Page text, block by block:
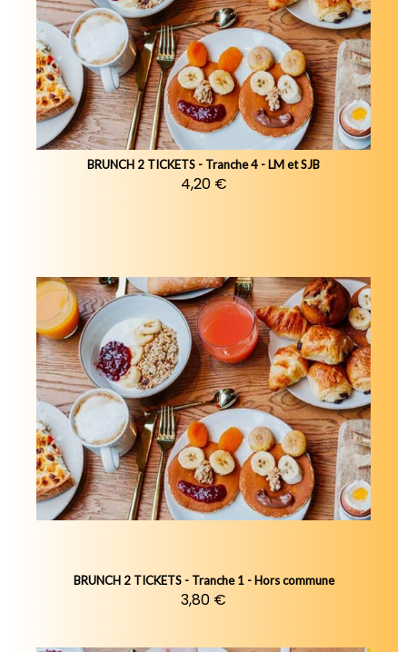
BRUNCH 2 TICKETS - Tranche 4 - LM et SJB
4,20 €
BRUNCH 2 TICKETS - Tranche 1 - Hors commune
3,80 €